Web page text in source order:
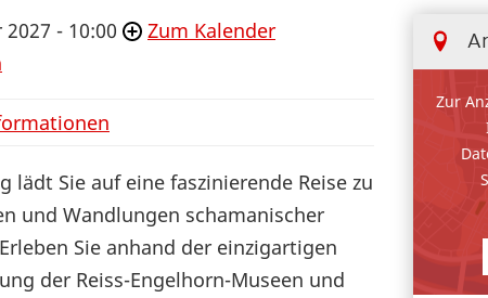
Zur
- 10:00
Zum Kalender
lädt Sie auf eine faszinierende Reise zu
und Wandlungen schamanischer
Sie anhand der einzigartigen
der Reiss-Engelhorn-Museen und